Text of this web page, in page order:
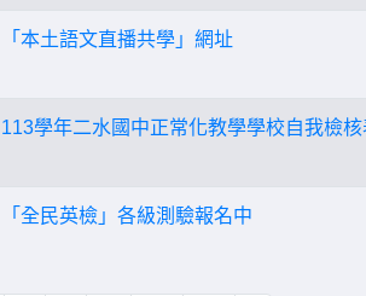
「本土語文直播共學」網址
113學年二水國中正常化教學學校自我檢核
「全民英檢」各級測驗報名中